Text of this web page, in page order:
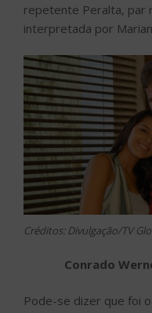
repetente Peralta, par
interpretada por
Créditos: Divulgação/TV
Conrado
Pode-se dizer que foi